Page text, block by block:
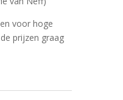
voor hoge
prijzen graag